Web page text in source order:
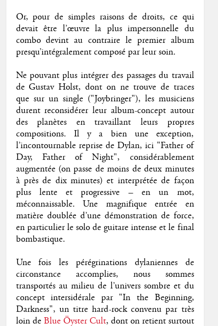
Or, pour de simples raisons de droits, ce qui
devait être l’œuvre la plus impersonnelle du
combo devint au contraire le premier album
presqu’intégralement composé par leur soin.
Ne pouvant plus intégrer des passages du travail
de Gustav Holst, dont on ne trouve de traces
que sur un single ("Joybringer"), les musiciens
durent reconsidérer leur album-concept autour
des planètes en travaillant leurs propres
compositions. Il y a bien une exception,
l’incontournable reprise de Dylan, ici "Father of
Day, Father of Night", considérablement
augmentée (on passe de moins de deux minutes
à près de dix minutes) et interprétée de façon
plus lente et progressive – en un mot,
méconnaissable. Une magnifique entrée en
matière doublée d’une démonstration de force,
en particulier le solo de guitare intense et le final
bombastique.
Une fois les pérégrinations dylaniennes de
circonstance accomplies, nous sommes
transportés au milieu de l’univers sombre et du
concept intersidérale par "In the Beginning,
Darkness", un titre hard-rock convenu par très
loin de Blue Öyster Cult, dont on retient surtout